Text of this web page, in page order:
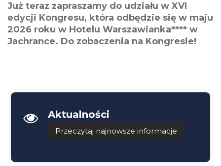
Już teraz zapraszamy do udziału w XVI
edycji Kongresu, która odbędzie się w maju
2026 roku w Hotelu Warszawianka**** w
Jachrance. Do zobaczenia na Kongresie!
Aktualności
Przeczytaj najnowsze informacje